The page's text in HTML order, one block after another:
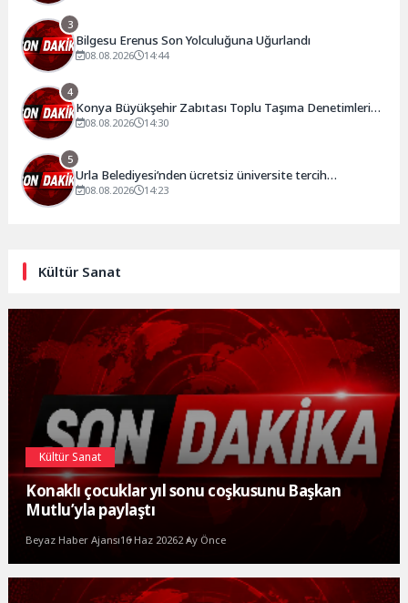
3
Bilgesu Erenus Son Yolculuğuna Uğurlandı
08.08.2026 14:44
4
Konya Büyükşehir Zabıtası Toplu Taşıma Denetimlerini
Sürdürüyor
08.08.2026 14:30
5
Urla Belediyesi’nden ücretsiz üniversite tercih
danışmanlığı
08.08.2026 14:23
Kültür Sanat
Kültür Sanat
Konaklı çocuklar yıl sonu coşkusunu Başkan
Mutlu’yla paylaştı
Beyaz Haber Ajansı16 Haz 20262 Ay Önce